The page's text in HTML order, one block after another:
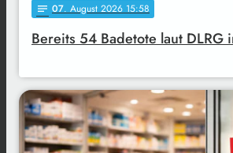
notes 07. August 2026 15:58
Bereits 54 Badetote laut DLRG